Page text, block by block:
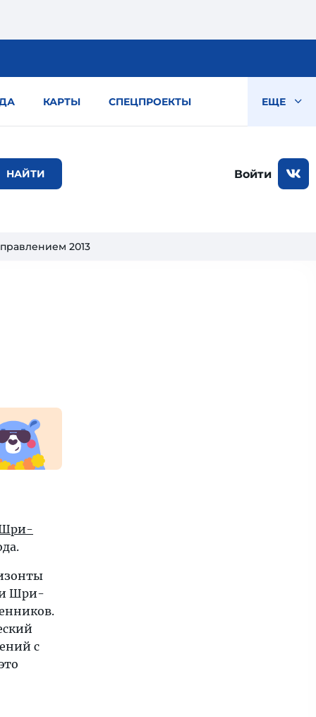
КАРТЫ СПЕЦПРОЕКТЫ ЕЩЕ
Войти
2013
Шри-
с